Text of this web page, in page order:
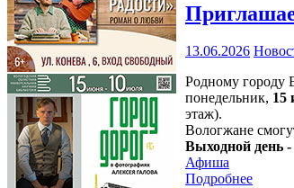
13.06.2026
Родному городу
понедельник, 15
этаж).
Вологжане
Выходной день
Афиша
Подробнее